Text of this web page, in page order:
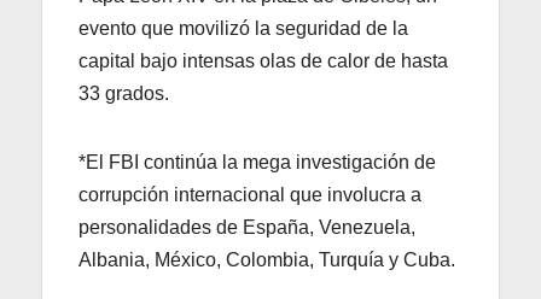
evento que movilizó la seguridad de la
capital bajo intensas olas de calor de hasta
33 grados.
*El FBI continúa la mega investigación de
corrupción internacional que involucra a
personalidades de España, Venezuela,
Albania, México, Colombia, Turquía y Cuba.